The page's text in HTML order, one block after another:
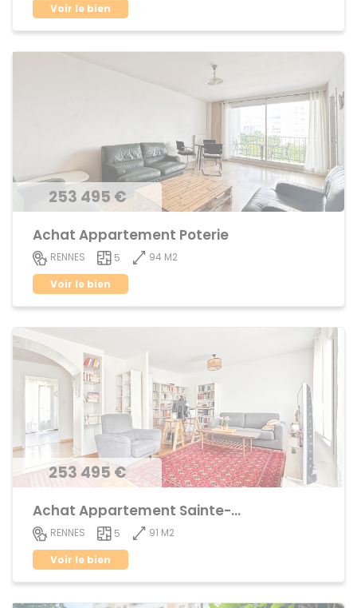
Voir le bien
253 495 €
Achat Appartement Poterie
RENNES 5
94 M2
Voir le bien
253 495 €
Achat Appartement Sainte-Thérèse
RENNES 5
91 M2
Voir le bien